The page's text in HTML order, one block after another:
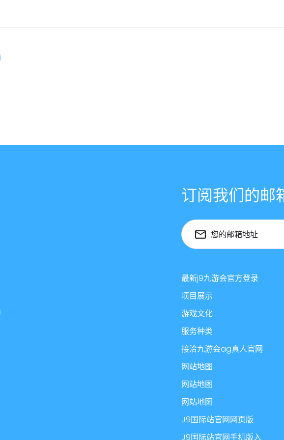
订阅我们的邮
您的邮箱地址
最新j9九游会官方登录
项目展示
游戏文化
服务种类
接洽九游会ag真人官网
网站地图
网站地图
网站地图
J9国际站官网网页版
J9国际站官网手机版入